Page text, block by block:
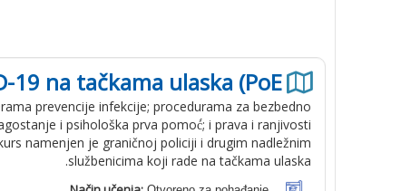
19 na tačkama ulaska (PoE)
prevencije infekcije; procedurama za bezbedno
i psihološka prva pomoć́; i prava i ranjivosti
namenjen je graničnoj policiji i drugim nadležnim
službenicima koji rade na tačkama ulaska.